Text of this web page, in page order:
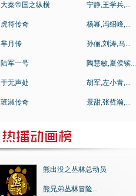
大秦帝国之纵横 宁静,王学兵,...
虎符传奇 杨幂,冯绍峰,...
芈月传 孙俪,刘涛,马...
陆军一号 陶慧敏,夏侯镔...
于无声处 胡军,左小青,...
班淑传奇 景甜,张哲瀚,...
熊出没之丛林总动员
熊兄弟丛林冒险...